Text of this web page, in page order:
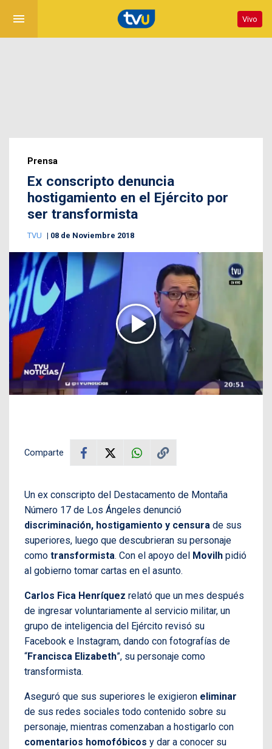
menu Vivo
Prensa
Ex conscripto denuncia
hostigamiento en el Ejército por
ser transformista
TVU 08 de Noviembre 2018
Comparte
Un ex conscripto del Destacamento de Montaña
Número 17 de Los Ángeles denunció
discriminación, hostigamiento y censura de sus
superiores, luego que descubrieran su personaje
como transformista. Con el apoyo del Movilh pidió
al gobierno tomar cartas en el asunto.
Carlos Fica Henríquez relató que un mes después
de ingresar voluntariamente al servicio militar, un
grupo de inteligencia del Ejército revisó su
Facebook e Instagram, dando con fotografías de
“Francisca Elizabeth”, su personaje como
transformista.
Aseguró que sus superiores le exigieron eliminar
de sus redes sociales todo contenido sobre su
personaje, mientras comenzaban a hostigarlo con
comentarios homofóbicos y dar a conocer su